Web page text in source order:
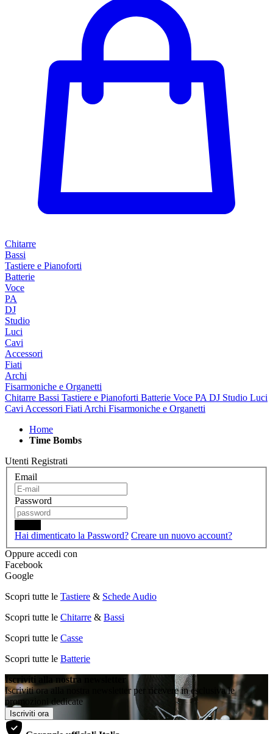
Chitarre
Bassi
Tastiere e Pianoforti
Batterie
Voce
PA
DJ
Studio
Luci
Cavi
Accessori
Fiati
Archi
Fisarmoniche e Organetti
Chitarre Bassi Tastiere e Pianoforti Batterie Voce PA DJ Studio Luci
Cavi Accessori Fiati Archi Fisarmoniche e Organetti
Home
Time Bombs
Utenti Registrati
Email
Password
Hai dimenticato la Password? Creare un nuovo account?
Oppure accedi con
Facebook
Google
Scopri tutte le Tastiere & Schede Audio
Scopri tutte le Chitarre & Bassi
Scopri tutte le Casse
Scopri tutte le Batterie
Iscriviti alla nostra newsletter
Iscriviti ora alla nostra newsletter per ricevere in esclusiva le
promozioni dedicate
Iscriviti ora